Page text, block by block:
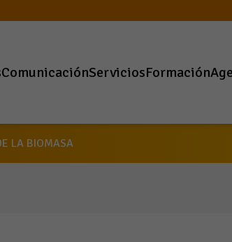
ComunicaciónServiciosFormación
LA BIOMASA